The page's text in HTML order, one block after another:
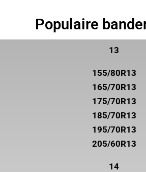
Populaire
13
155/80R13
165/70R13
175/70R13
185/70R13
195/70R13
205/60R13
14